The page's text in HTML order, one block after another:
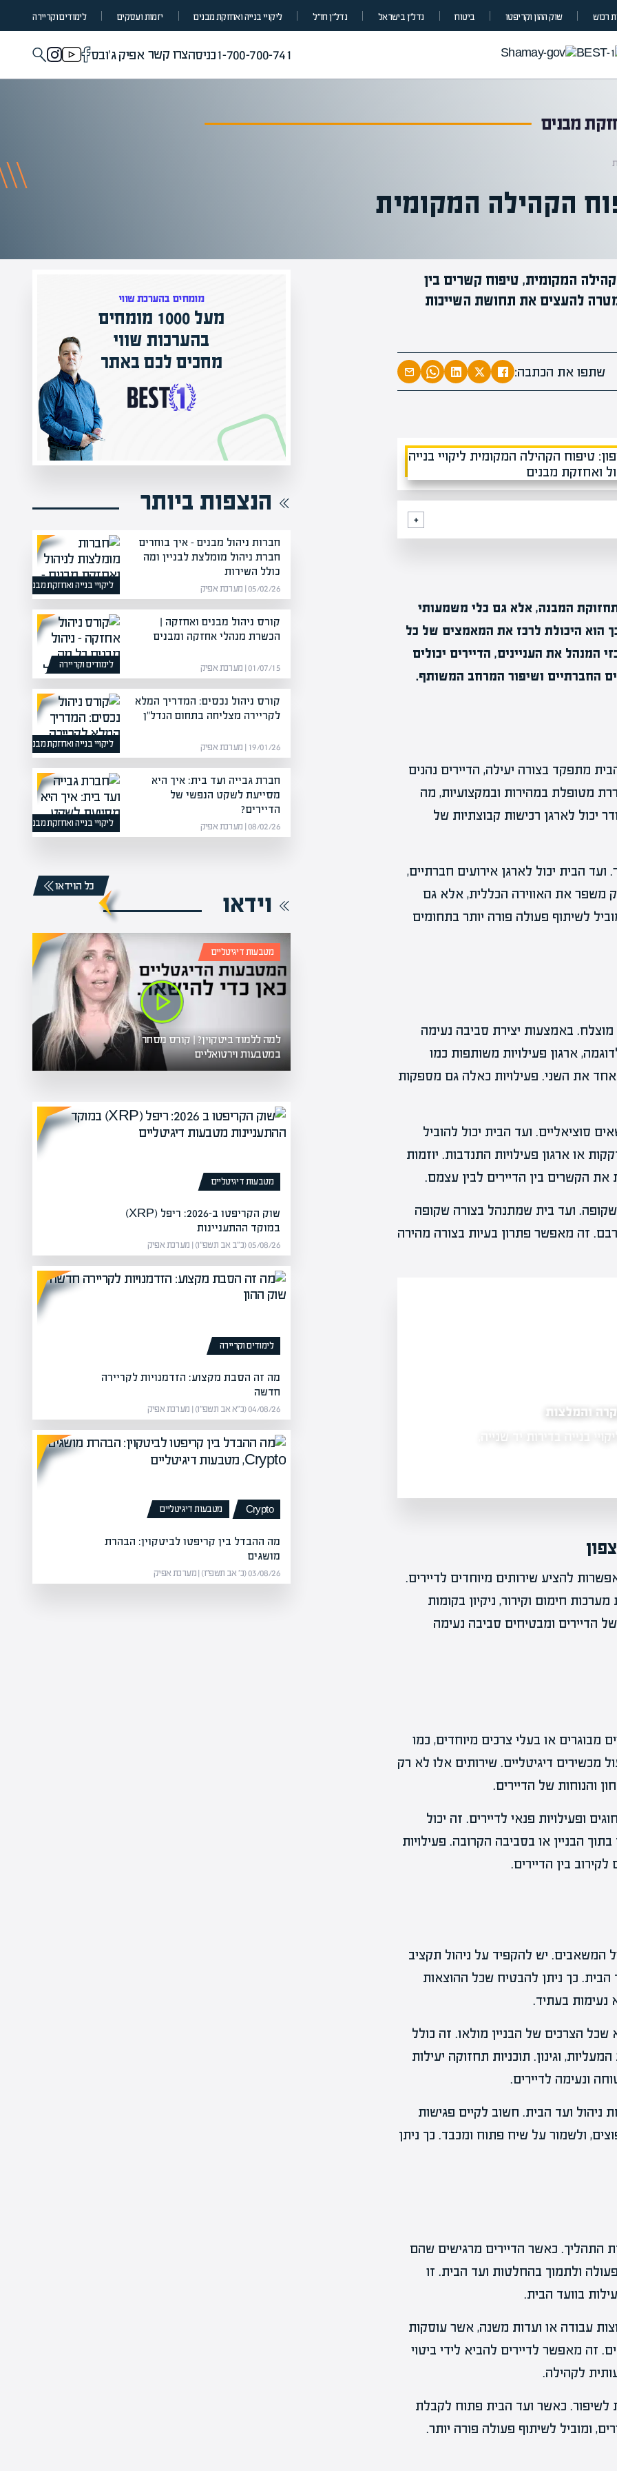
רכוש שוק ההון וקריפטו ביטוח נדל”ן בישראל נדל״ן חו״ל ליקויי בנייה ואחזקת מבנים יזמות ועסקים לימודים וקריירה
1-700-700-741כניסהצרו קשר אפיק ג'ובס
מבנים
הקהילה המקומית
המקומית, טיפוח קשרים בין
מטרה להעצים את תחושת השייכות
שתפו את הכתבה:
תחזוקת המבנה, אלא גם כלי משמעותי
הוא היכולת לרכז את המאמצים של כל
המנהל את העניינים, הדיירים יכולים
החברתיים ושיפור המרחב המשותף.
מתפקד בצורה יעילה, הדיירים נהנים
מטופלת במהירות ובמקצועיות, מה
יכול לארגן רכישות קבוצתיות של
הבית יכול לארגן אירועים חברתיים,
משפר את האווירה הכללית, אלא גם
לשיתוף פעולה פורה יותר בתחומים
באמצעות יצירת סביבה נעימה
ארגון פעילויות משותפות כמו
אחד את השני. פעילויות כאלה גם מספקות
סוציאליים. ועד הבית יכול להוביל
או ארגון פעילויות התנדבות. יוזמות
הקשרים בין הדיירים לבין עצמם.
ועד בית שמתנהל בצורה שקופה
זה מאפשר פתרון בעיות בצורה מהירה
והמלצות
בדירות יד שנייה,ליקויי בנייה הם נושא חשוב ומרכזי בתחום הנדל"ן, המשפיע על איכות החיים
להציע שירותים מיוחדים לדיירים.
חימום וקירור, ניקיון בקומות
הדיירים ומבטיחים סביבה נעימה
מבוגרים או בעלי צרכים מיוחדים, כמו
מכשירים דיגיטליים. שירותים אלו לא רק
והנוחות של הדיירים.
ופעילויות פנאי לדיירים. זה יכול
הבניין או בסביבה הקרובה. פעילויות
בין הדיירים.
המשאבים. יש להקפיד על ניהול תקציב
כך ניתן להבטיח שכל ההוצאות
נעימות בעתיד.
שכל הצרכים של הבניין מולאו. זה כולל
וגינון. תוכניות תחזוקה יעילות
ונעימה לדיירים.
ועד הבית. חשוב לקיים פגישות
ולשמור על שיח פתוח ומכבד. כך ניתן
התהליך. כאשר הדיירים מרגישים שהם
ולתמוך בהחלטות ועד הבית. זו
בוועד הבית.
עבודה או ועדות משנה, אשר עוסקות
זה מאפשר לדיירים להביא לידי ביטוי
לקהילה.
לשיפור. כאשר ועד הבית פתוח לקבלת
ומוביל לשיתוף פעולה פורה יותר.
מומחים בהערכת שווי
בהערכות שווי
מחכים לכם באתר
המרצים
מחכים
הקריירה
הנצפות ביותר
ליקויי בנייה ואחזקת מבנים
חברות ניהול מבנים – איך בוחרים
חברת ניהול מומלצת לבניין ומה
כולל השירות
05/02/26 | מערכת אפיק
לימודים וקריירה
קורס ניהול מבנים ואחזקה |
הכשרת מנהלי אחזקה ומבנים
01/07/15 | מערכת אפיק
ליקויי בנייה ואחזקת מבנים
קורס ניהול נכסים: המדריך המלא
לקריירה מצליחה בתחום הנדל"ן
19/01/26 | מערכת אפיק
ליקויי בנייה ואחזקת מבנים
חברת גבייה ועד בית: איך היא
מסייעת לשקט הנפשי של
הדיירים?
08/02/26 | מערכת אפיק
וידאו
כל הוידאו
מטבעות דיגיטליים
למה ללמוד ביטקוין? | קורס מסחר
במטבעות וירטואליים
מטבעות דיגיטליים
שוק הקריפטו ב-2026: ריפל (XRP)
במוקד ההתעניינות
05/08/26 (כ״ב אב תשפ״ו) | מערכת אפיק
לימודים וקריירה
מה זה הסבת מקצוע: הזדמנויות לקריירה
חדשה
04/08/26 (כ״א אב תשפ״ו) | מערכת אפיק
Crypto מטבעות דיגיטליים
מה ההבדל בין קריפטו לביטקוין: הבהרת
מושגים
03/08/26 (כ׳ אב תשפ״ו) | מערכת אפיק